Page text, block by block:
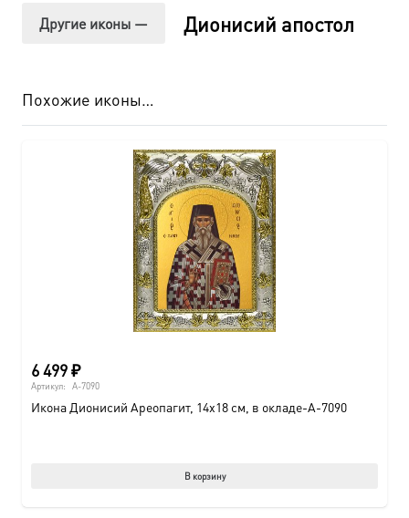
Другие иконы — Дионисий апостол
Похожие иконы…
6 499₽
Артикул: A-7090
Икона Дионисий Ареопагит, 14х18 см, в окладе-A-7090
В корзину